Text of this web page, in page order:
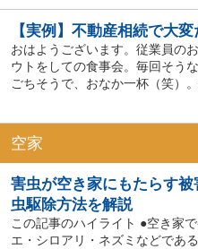
【実例】不動産相続で大
おはようございます。従業員の
ウトをしての食事会。毎回そう
ごちそうで、おなか一杯（笑）
空家
害虫が空き家にもたらす
虫駆除方法を解説
この記事のハイライト ●空き家
エ・シロアリ・ネズミなどであ